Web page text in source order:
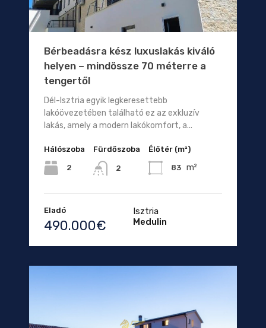
Bérbeadásra kész luxuslakás kiváló
helyen – mindössze 70 méterre a
tengertől
Dél-Isztria egyik legkeresettebb
lakóövezetében található ez az exkluzív
lakás, amely a modern lakókomfort, a...
Hálószoba
2
Fürdőszoba
2
Élőtér (m²)
83 m²
Eladó
490.000€
Isztria
Medulin